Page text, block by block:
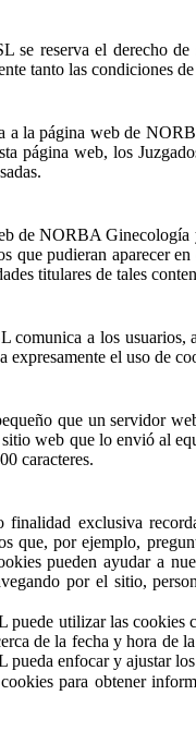
reserva el derecho
tanto las condiciones
a la página web de
página web, los
de NORBA
que pudieran aparecer
titulares de tales
a los usuarios,
expresamente el uso de
que un servidor
web que lo envió al
caracteres.
exclusiva
que, por ejemplo,
pueden ayudar a
por el sitio,
utilizar las cookies
de la fecha y hora de
enfocar y ajustar
para obtener